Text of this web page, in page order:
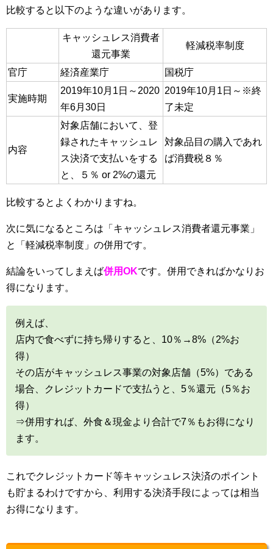
比較すると以下のような違いがあります。
キャッシュレス消費者
還元事業
軽減税率制度
官庁 経済産業庁 国税庁
実施時期
2019年10月1日～2020
年6月30日
2019年10月1日～※終
了未定
内容
対象店舗において、登
録されたキャッシュレ
ス決済で支払いをする
と、５％ or 2%の還元
対象品目の購入であれ
ば消費税８％
比較するとよくわかりますね。
次に気になるところは「キャッシュレス消費者還元事業」
と「軽減税率制度」の併用です。
結論をいってしまえば併用OKです。併用できればかなりお
得になります。
例えば、
店内で食べずに持ち帰りすると、10％→8%（2%お
得）
その店がキャッシュレス事業の対象店舗（5%）である
場合、クレジットカードで支払うと、5％還元（5％お
得）
⇒併用すれば、外食＆現金より合計で7％もお得になり
ます。
これでクレジットカード等キャッシュレス決済のポイント
も貯まるわけですから、利用する決済手段によっては相当
お得になります。